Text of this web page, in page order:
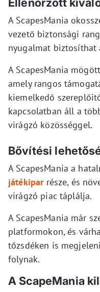
A ScapesMania
vezető biztonsági
nyugalmat biztosíthat
A ScapesMania
amely rangos
kiemelkedő
kapcsolatban áll a
virágzó közösséggel.
Bővítési
A ScapesMania a
játékiparrésze, és
virágzó piac táplálja.
A ScapesMania már
platformokon, és
tőzsdéken is
folynak.
A ScapeMania